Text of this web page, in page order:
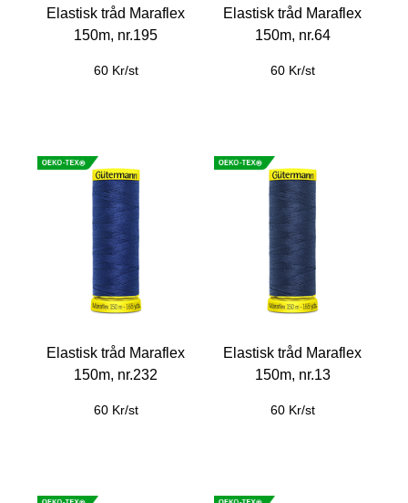
Elastisk tråd Maraflex
150m, nr.195
60 Kr/st
Elastisk tråd Maraflex
150m, nr.64
60 Kr/st
Elastisk tråd Maraflex
150m, nr.232
60 Kr/st
Elastisk tråd Maraflex
150m, nr.13
60 Kr/st